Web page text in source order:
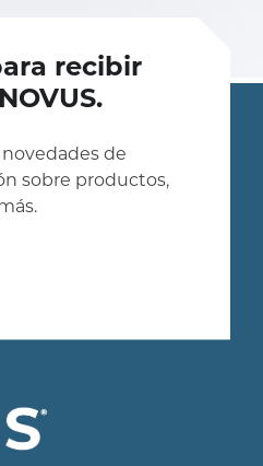
recibir
de
sobre productos,